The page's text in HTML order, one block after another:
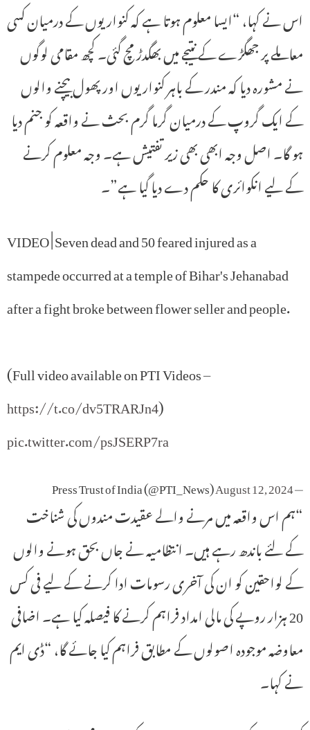
اس نے کہا، “ایسا معلوم ہوتا ہے کہ کنواریوں کے درمیان کسی
معاملے پر جھگڑے کے نتیجے میں بھگدڑ مچ گئی۔ کچھ مقامی لوگوں
نے مشورہ دیا کہ مندر کے باہر کنواریوں اور پھول بیچنے والوں
کے ایک گروپ کے درمیان گرما گرم بحث نے واقعہ کو جنم دیا
ہو گا۔ اصل وجہ ابھی بھی زیر تفتیش ہے۔ وجہ معلوم کرنے
کے لیے انکوائری کا حکم دے دیا گیا ہے”۔
VIDEO | Seven dead and 50 feared injured as a
stampede occurred at a temple of Bihar's Jehanabad
after a fight broke between flower seller and people.
(Full video available on PTI Videos –
https://t.co/dv5TRARJn4)
pic.twitter.com/psJSERP7ra
— Press Trust of India (@PTI_News)
August 12, 2024
“ہم اس واقعہ میں مرنے والے عقیدت مندوں کی شناخت
کے لئے باندھ رہے ہیں۔ انتظامیہ نے جاں بحق ہونے والوں
کے لواحقین کو ان کی آخری رسومات ادا کرنے کے لیے فی کس
20 ہزار روپے کی مالی امداد فراہم کرنے کا فیصلہ کیا ہے۔ اضافی
معاوضہ موجودہ اصولوں کے مطابق فراہم کیا جائے گا، “ڈی ایم
نے کہا۔